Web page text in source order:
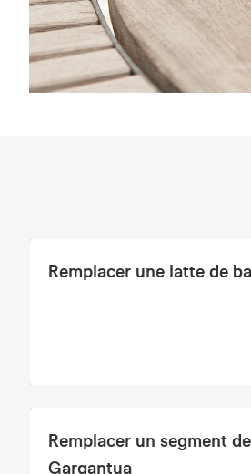
Remplacer une latte de
Remplacer un segment
Gargantua